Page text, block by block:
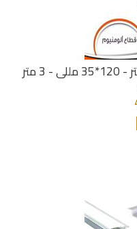
قطاع الومنيوم بالغطاء عود 3 متر - 120*35 مللى - 3 متر